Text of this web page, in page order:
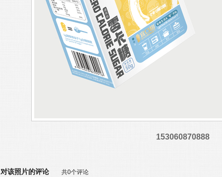
153060870888
对该照片的评论 共0个评论